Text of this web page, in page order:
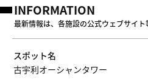
INFORMATION
最新情報は、各施設の公式ウェブサイト
スポット名
古宇利オーシャンタワー